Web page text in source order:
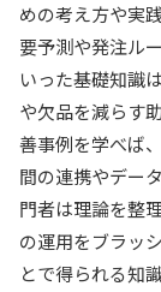
めの考え方や実
要予測や発注ル
いった基礎知識
や欠品を減らす
善事例を学べば
間の連携やデー
門者は理論を整
の運用をブラッ
とで得られる知